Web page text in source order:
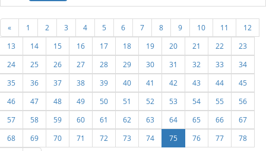
« 1 2 3 4 5 6 7 8 9 10 11
12
13
14 15 16 17 18 19 20 21 22
23
24
25 26 27 28 29 30 31 32 33
34
35
36 37 38 39 40 41 42 43 44
45
46
47 48 49 50 51 52 53 54 55
56
57
58 59 60 61 62 63 64 65 66
67
68
69 70 71 72 73 74 75 76 77 78